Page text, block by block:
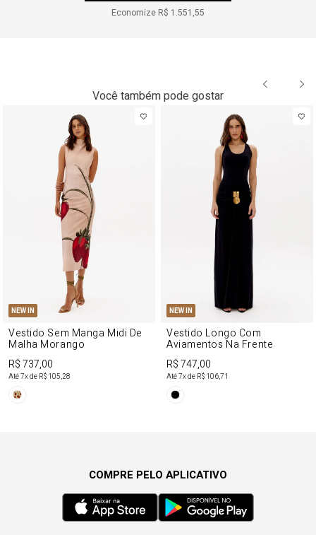
Economize R$ 1.551,55
Você também pode gostar
NEW IN
Vestido Sem Manga Midi De
Malha Morango
R$ 737,00
Até7x de R$ 105,28
NEW IN
Vestido Longo Com
Aviamentos Na Frente
R$ 747,00
Até7x de R$ 106,71
COMPRE PELO APLICATIVO